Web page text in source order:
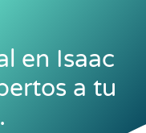
en Isaac
a tu